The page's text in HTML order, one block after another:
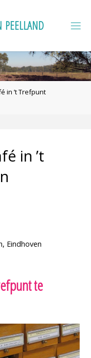
PEELLAND
in ’t Trefpunt
in ’t
Eindhoven
te